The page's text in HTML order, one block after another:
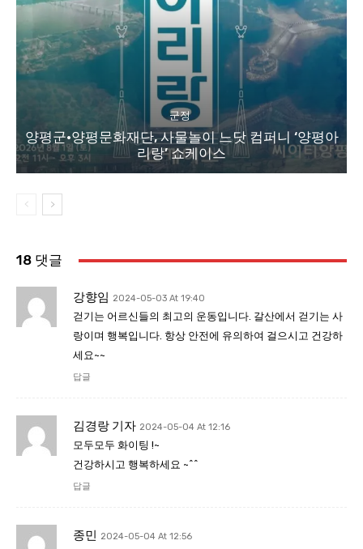
군정
양평군·양평문화재단, 사물놀이 느닷 컴퍼니 ‘양평아
리랑’ 쇼케이스
18 댓글
강향임 2024-05-03 At 19:40
걷기는 어르신들의 최고의 운동입니다. 갈산에서 걷기는 사
랑이며 행복입니다. 항상 안전에 유의하여 걸으시고 건강하
세요~~
답글
김경랑 기자 2024-05-04 At 12:16
모두모두 화이팅 !~
건강하시고 행복하세요 ~^^
답글
종민 2024-05-04 At 12:56